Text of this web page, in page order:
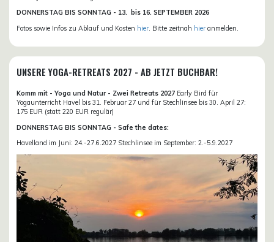
DONNERSTAG BIS SONNTAG - 13. bis 16. SEPTEMBER 2026
Fotos sowie Infos zu Ablauf und Kosten hier . Bitte zeitnah hier anmelden.
UNSERE YOGA-RETREATS 2027 - AB JETZT BUCHBAR!
Komm mit - Yoga und Natur - Zwei Retreats 2027 Early Bird für
Yogaunterricht Havel bis 31. Februar 27 und für Stechlinsee bis 30. April 27:
175 EUR (statt 220 EUR regulär)
DONNERSTAG BIS SONNTAG - Safe the dates:
Havelland im Juni: 24.-27.6.2027 Stechlinsee im September: 2.-5.9.2027